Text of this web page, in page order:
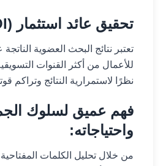
تحقيق عائد استثمار (ROI) مرتفع:
تعتبر نتائج البحث العضوية
للأعمال من أكثر القنوات
نظرًا لاستمرارية النتائج وتراكم
فهم عميق لسلوك
واحتياجاته:
من خلال تحليل الكلمات